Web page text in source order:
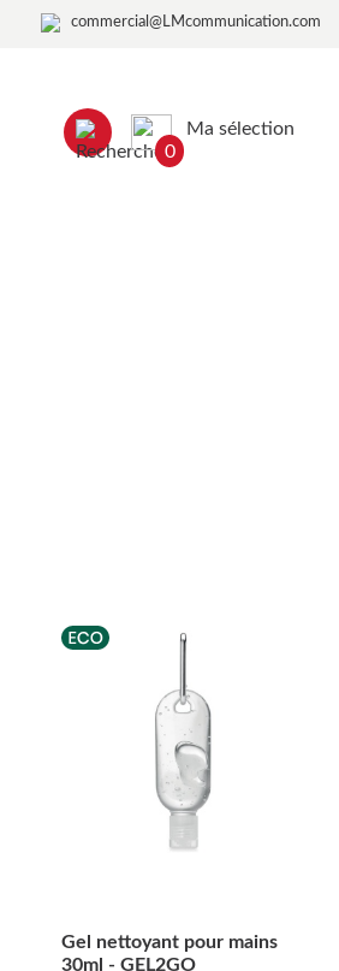
commercial@LMcommunication.com
0
Ma sélection
Gel nettoyant pour mains
30ml - GEL2GO